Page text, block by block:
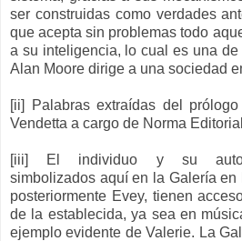
ser construidas como verdades
que acepta sin problemas todo
a su inteligencia, lo cual es una
Alan Moore dirige a una sociedad
[ii] Palabras extraídas del
Vendetta a cargo de Norma
[iii] El individuo y su
simbolizados aquí en la Galería en
posteriormente Evey, tienen
de la establecida, ya sea en
ejemplo evidente de Valerie. La